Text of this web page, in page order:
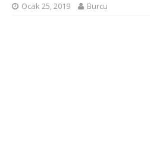
Ocak 25, 2019 Burcu